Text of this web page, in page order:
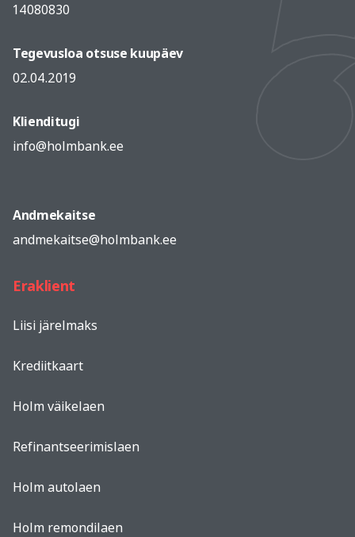
14080830
Tegevusloa otsuse kuupäev
02.04.2019
Klienditugi
info@holmbank.ee
Andmekaitse
andmekaitse@holmbank.ee
Eraklient
Liisi järelmaks
Krediitkaart
Holm väikelaen
Refinantseerimislaen
Holm autolaen
Holm remondilaen